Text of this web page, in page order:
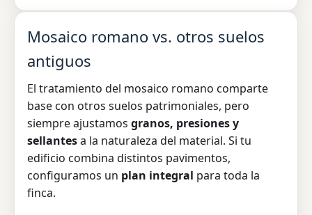
Mosaico romano vs. otros suelos
antiguos
El tratamiento del mosaico romano comparte
base con otros suelos patrimoniales, pero
siempre ajustamos granos, presiones y
sellantesa la naturaleza del material. Si tu
edificio combina distintos pavimentos,
configuramos un plan integral para toda la
finca.